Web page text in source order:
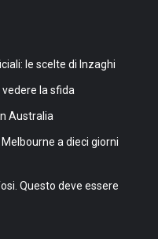
le scelte di Inzaghi
la sfida
Australia
a dieci giorni
Questo deve essere